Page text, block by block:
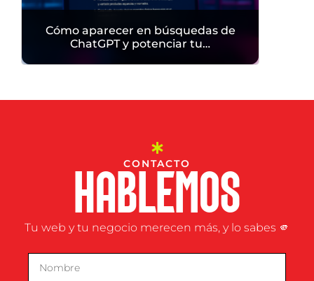
Cómo aparecer en búsquedas de
ChatGPT y potenciar tu…
CONTACTO
HABLEMOS
Tu web y tu negocio merecen más, y lo sabes 🫵